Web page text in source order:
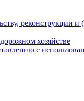
реконструкции и
хозяйстве
с